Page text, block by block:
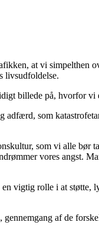
at vi simpelthen
livsudfoldelse.
billede på, hvorfor vi
adfærd, som
som vi alle bør
vores angst.
vigtig rolle i at støtte,
af de